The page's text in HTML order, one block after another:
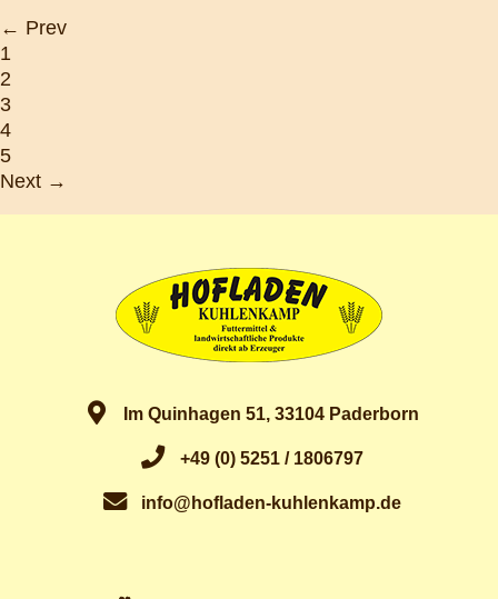
← Prev
1
2
3
4
5
Next →
Im Quinhagen 51, 33104 Paderborn
+49 (0) 5251 / 1806797
info@hofladen-kuhlenkamp.de